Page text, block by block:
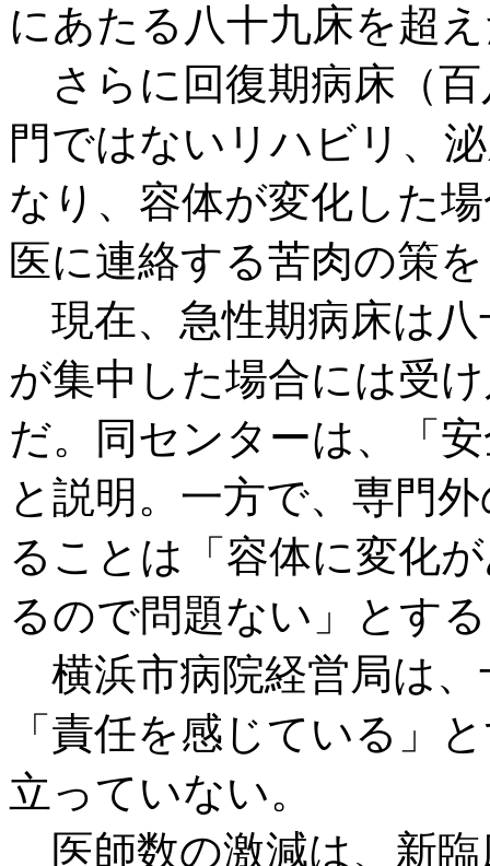
にあたる八十九床を超
さらに回復期病床（百
門ではないリハビリ、
なり、容体が変化した
医に連絡する苦肉の策
現在、急性期病床は八
が集中した場合には受
だ。同センターは、「
と説明。一方で、専門
ることは「容体に変化
るので問題ない」とす
横浜市病院経営局は
「責任を感じている」
立っていない。
医師数の激減は、新臨